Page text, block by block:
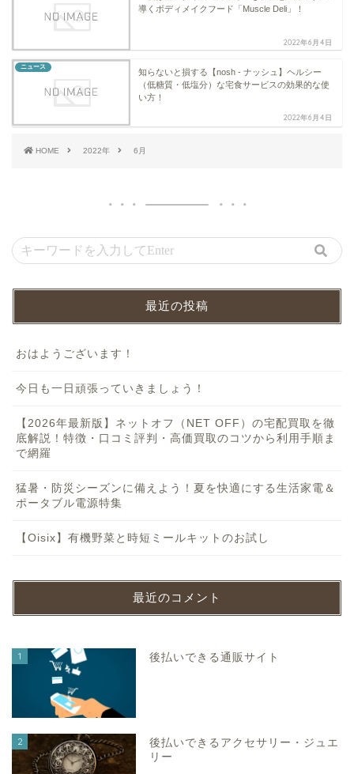
導くボディメイクフード「Muscle Deli」！
2022年6月4日
ニュース
知らないと損する【nosh - ナッシュ】ヘルシー
（低糖質・低塩分）な宅食サービスの効果的な使
い方！
2022年6月4日
HOME 2022年 6月
最近の投稿
おはようございます！
今日も一日頑張っていきましょう！
【2026年最新版】ネットオフ（NET OFF）の宅配買取を徹
底解説！特徴・口コミ評判・高価買取のコツから利用手順ま
で網羅
猛暑・防災シーズンに備えよう！夏を快適にする生活家電＆
ポータブル電源特集
【Oisix】有機野菜と時短ミールキットのお試し
最近のコメント
1 後払いできる通販サイト
2
後払いできるアクセサリー・ジュエ
リー